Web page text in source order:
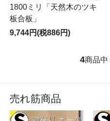
1800ミリ「天然木のツキ
板合板」
9,744円(税886円)
4商品中
売れ筋商品